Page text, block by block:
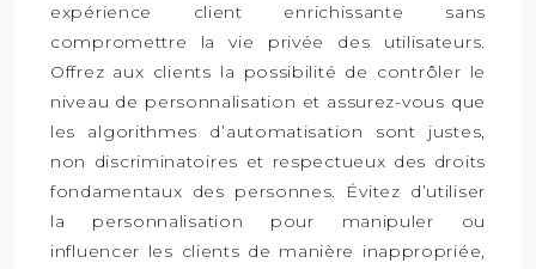
expérience client enrichissante sans
compromettre la vie privée des utilisateurs.
Offrez aux clients la possibilité de contrôler le
niveau de personnalisation et assurez-vous que
les algorithmes d’automatisation sont justes,
non discriminatoires et respectueux des droits
fondamentaux des personnes. Évitez d’utiliser
la personnalisation pour manipuler ou
influencer les clients de manière inappropriée,